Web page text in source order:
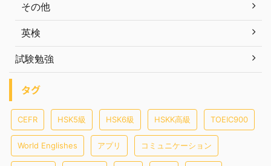
その他
英検
試験勉強
タグ
CEFR HSK5級 HSK6級 HSKK高級 TOEIC900
World Englishes アプリ コミュニケーション